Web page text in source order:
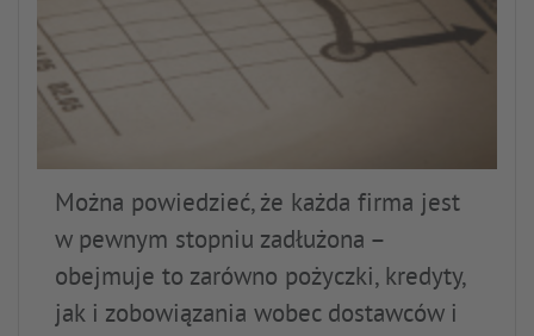
Można powiedzieć, że każda firma jest
w pewnym stopniu zadłużona –
obejmuje to zarówno pożyczki, kredyty,
jak i zobowiązania wobec dostawców i